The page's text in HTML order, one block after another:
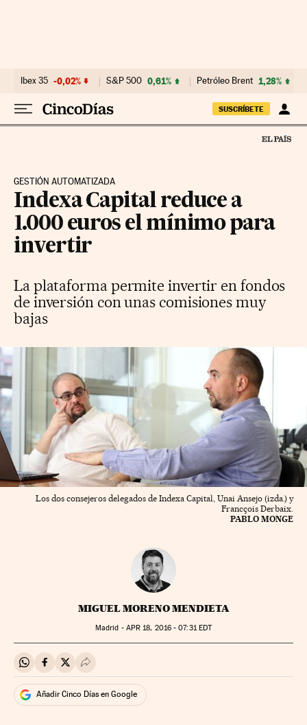
Ibex 35 -0,02% S&P 500 0,61% Petróleo Brent 1,28%
SUSCRÍBETE
GESTIÓN AUTOMATIZADA
Indexa Capital reduce a
1.000 euros el mínimo para
invertir
La plataforma permite invertir en fondos
de inversión con unas comisiones muy
bajas
Los dos consejeros delegados de Indexa Capital, Unai Ansejo (izda.) y
Francçois Derbaix.
PABLO MONGE
MIGUEL MORENO MENDIETA
Madrid - APR 18, 2016 - 07:31EDT
Compartir en Whatsapp
Compartir en Facebook
Compartir en Twitter
Desplegar Redes Sociales
Añadir Cinco Días en Google